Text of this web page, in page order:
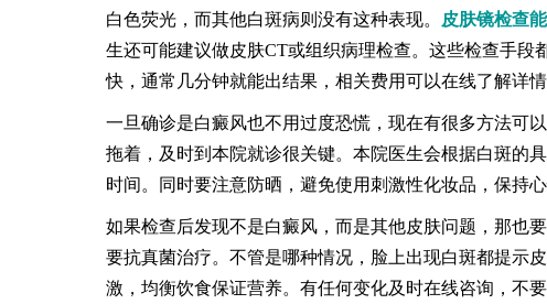
白色荧光，而其他白斑病则没有这种表现。
皮肤镜检查
生还可能建议做皮肤CT或组织病理检查。这些检查手
快，通常几分钟就能出结果，相关费用可以在线了解详情
一旦确诊是白癜风也不用过度恐慌，现在有很多方法可
拖着，及时到本院就诊很关键。本院医生会根据白斑的
时间。同时要注意防晒，避免使用刺激性化妆品，保持
如果检查后发现不是白癜风，而是其他皮肤问题，那也
要抗真菌治疗。不管是哪种情况，脸上出现白斑都提示
激，均衡饮食保证营养。有任何变化及时在线咨询，不